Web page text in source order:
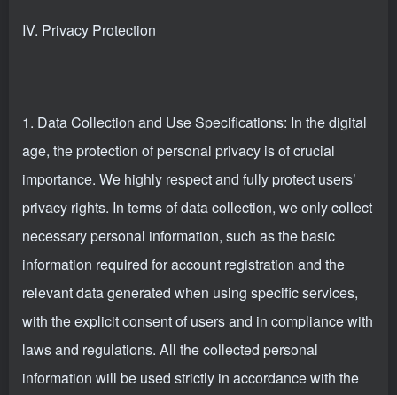
IV. Privacy Protection
1. Data Collection and Use Specifications: In the digital
age, the protection of personal privacy is of crucial
importance. We highly respect and fully protect users’
privacy rights. In terms of data collection, we only collect
necessary personal information, such as the basic
information required for account registration and the
relevant data generated when using specific services,
with the explicit consent of users and in compliance with
laws and regulations. All the collected personal
information will be used strictly in accordance with the